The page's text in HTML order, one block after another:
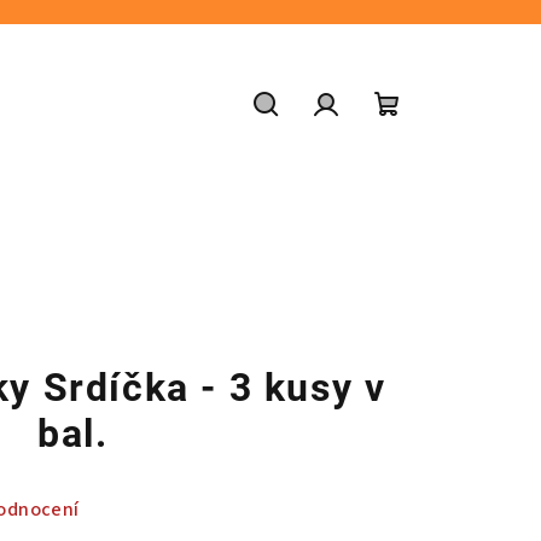
Srdíčka - 3 kusy v
bal.